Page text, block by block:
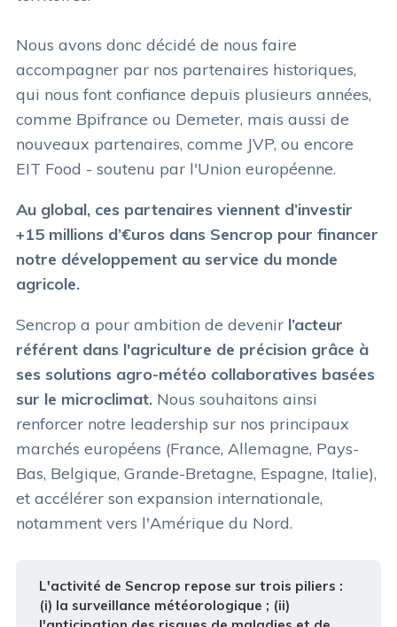
Nous avons donc décidé de nous faire
accompagner par nos partenaires historiques,
qui nous font confiance depuis plusieurs années,
comme Bpifrance ou Demeter, mais aussi de
nouveaux partenaires, comme JVP, ou encore
EIT Food - soutenu par l'Union européenne.
Au global, ces partenaires viennent d’investir
+15 millions d’€uros dans Sencrop pour financer
notre développement au service du monde
agricole.
Sencrop a pour ambition de devenir l’acteur
référent dans l'agriculture de précision grâce à
ses solutions agro-météo collaboratives basées
sur le microclimat. Nous souhaitons ainsi
renforcer notre leadership sur nos principaux
marchés européens (France, Allemagne, Pays-
Bas, Belgique, Grande-Bretagne, Espagne, Italie),
et accélérer son expansion internationale,
notamment vers l'Amérique du Nord.
L'activité de Sencrop repose sur trois piliers :
(i) la surveillance météorologique ; (ii)